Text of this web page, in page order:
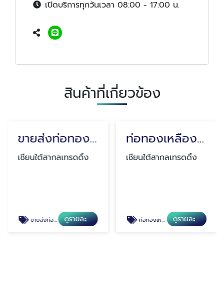
เปิดบริการทุกวันเวลา 08:00 - 17:00 น.
สินค้าที่เกี่ยวข้อง
ขายส่งท่อทองแดง สมุทรปราการ
เชียนใต้สากลเทรดดิ้ง
ขายส่งท่อทองแดงราคาถูก ดูรายละเอียด
ท่อทองเหลืองราคาส่ง กรุงเทพ
เชียนใต้สากลเทรดดิ้ง
ท่อทองเหลืองราคาส่ง กรุงเทพ ดูรายละเอียด